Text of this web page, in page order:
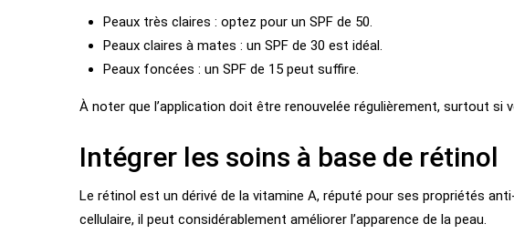
Peaux très claires : optez pour un SPF de 50.
Peaux claires à mates : un SPF de 30 est idéal.
Peaux foncées : un SPF de 15 peut suffire.
À noter que l’application doit être renouvelée régulièrement, surtout si
Intégrer les soins à base de rétinol
Le rétinol est un dérivé de la vitamine A, réputé pour ses propriétés
cellulaire, il peut considérablement améliorer l’apparence de la peau.